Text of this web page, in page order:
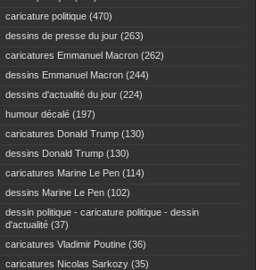
caricature politique (470)
dessins de presse du jour (263)
caricatures Emmanuel Macron (262)
dessins Emmanuel Macron (244)
dessins d'actualité du jour (224)
humour décalé (197)
caricatures Donald Trump (130)
dessins Donald Trump (130)
caricatures Marine Le Pen (114)
dessins Marine Le Pen (102)
dessin politique - caricature politique - dessin
d'actualité (37)
caricatures Vladimir Poutine (36)
caricatures Nicolas Sarkozy (35)